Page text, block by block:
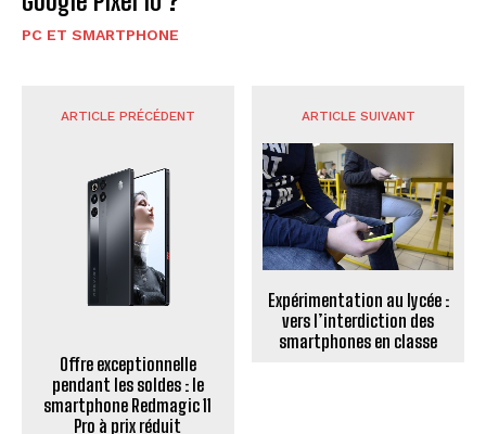
PC ET SMARTPHONE
ARTICLE PRÉCÉDENT
Offre exceptionnelle
pendant les soldes : le
smartphone Redmagic 11
Pro à prix réduit
ARTICLE SUIVANT
Expérimentation au lycée :
vers l’interdiction des
smartphones en classe